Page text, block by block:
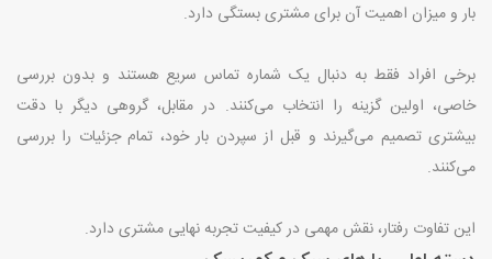
بار و میزان اهمیت آن برای مشتری بستگی دارد.
برخی افراد فقط به دنبال یک شماره تماس سریع هستند و بدون بررسی
خاصی، اولین گزینه را انتخاب می‌کنند. در مقابل، گروهی دیگر با دقت
بیشتری تصمیم می‌گیرند و قبل از سپردن بار خود، تمام جزئیات را بررسی
می‌کنند.
این تفاوت رفتار، نقش مهمی در کیفیت تجربه نهایی مشتری دارد.